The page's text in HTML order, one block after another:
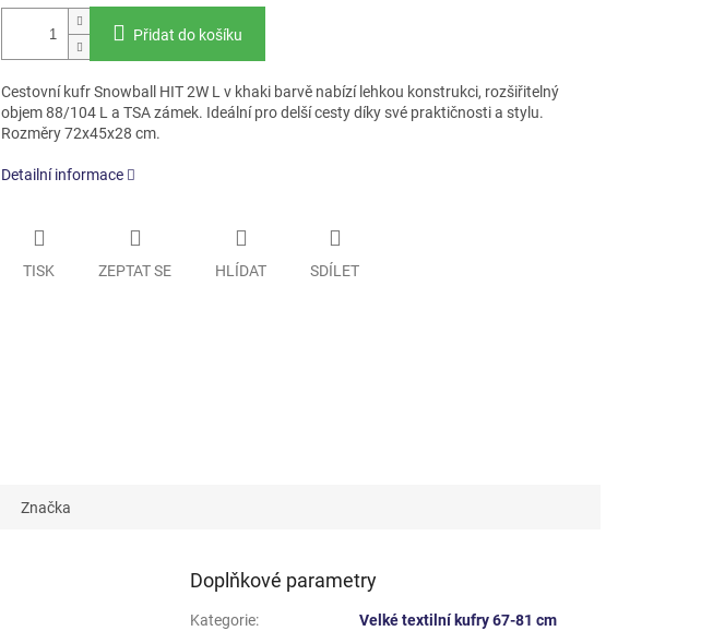
Přidat do košíku
Cestovní kufr Snowball HIT 2W L v khaki barvě nabízí lehkou konstrukci, rozšiřitelný
objem 88/104 L a TSA zámek. Ideální pro delší cesty díky své praktičnosti a stylu.
Rozměry 72x45x28 cm.
Detailní informace
TISK ZEPTAT SE HLÍDAT SDÍLET
Značka
Doplňkové parametry
Kategorie:
Velké textilní kufry 67-81 cm